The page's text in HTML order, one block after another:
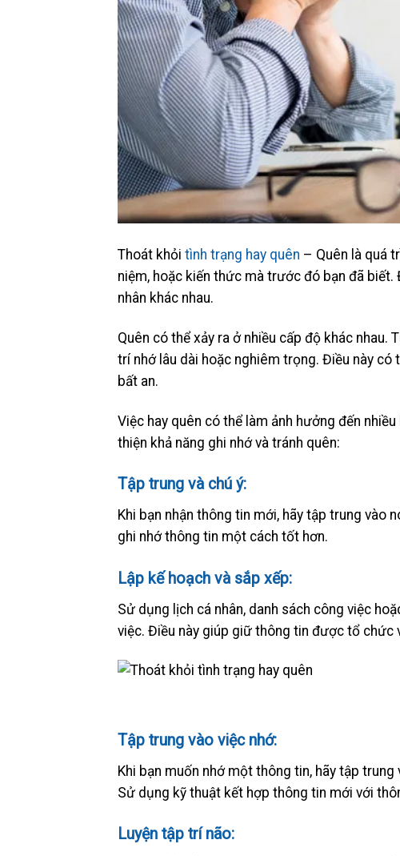
Thoát khỏi tình trạng hay quên – Quên là quá
niệm, hoặc kiến thức mà trước đó bạn đã biết.
nhân khác nhau.
Quên có thể xảy ra ở nhiều cấp độ khác
trí nhớ lâu dài hoặc nghiêm trọng. Điều này
bất an.
Việc hay quên có thể làm ảnh hưởng đến
thiện khả năng ghi nhớ và tránh quên:
Tập trung và chú ý:
Khi bạn nhận thông tin mới, hãy tập trung vào
ghi nhớ thông tin một cách tốt hơn.
Lập kế hoạch và sắp xếp:
Sử dụng lịch cá nhân, danh sách công việc
việc. Điều này giúp giữ thông tin được tổ chức
Tập trung vào việc nhớ:
Khi bạn muốn nhớ một thông tin, hãy tập
Sử dụng kỹ thuật kết hợp thông tin mới với
Luyện tập trí não: